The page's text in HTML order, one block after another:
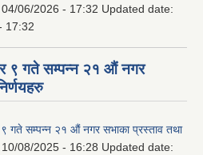
04/06/2026 - 17:32 Updated date:
17:32
९ गते सम्पन्न २१ औं नगर
गते सम्पन्न २१ औं नगर सभाका प्रस्ताव तथा
10/08/2025 - 16:28 Updated date: